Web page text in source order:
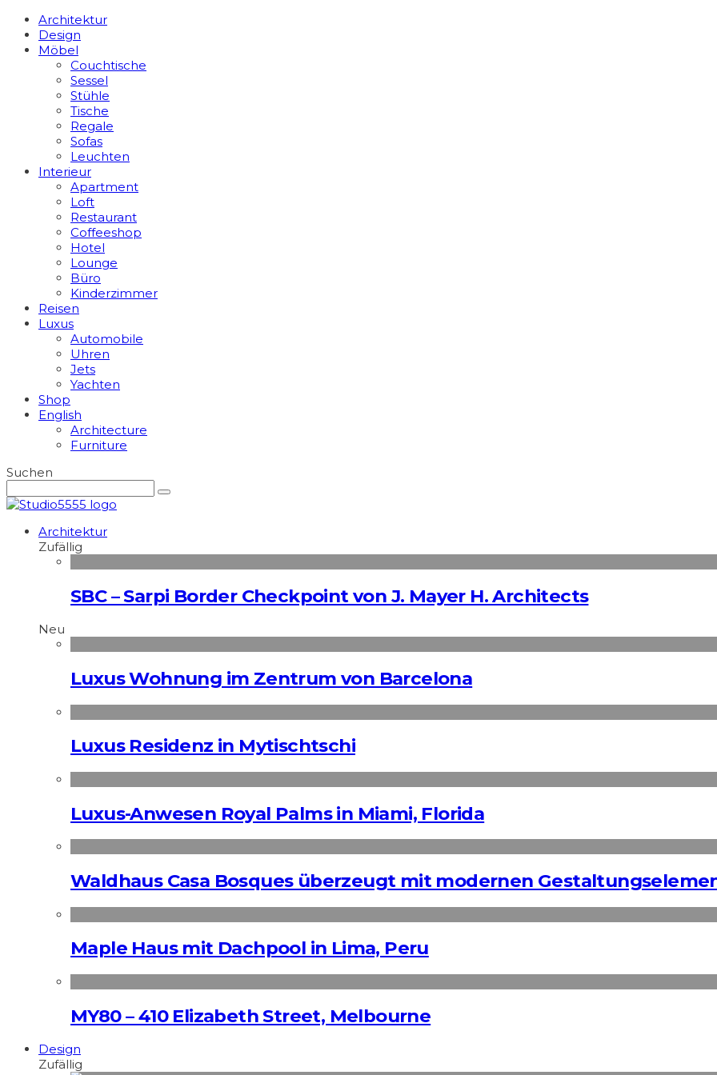
Architektur
Design
Möbel
Couchtische
Sessel
Stühle
Tische
Regale
Sofas
Leuchten
Interieur
Apart­ment
Loft
Restaurant
Coffeeshop
Hotel
Lounge
Büro
Kinderzimmer
Reisen
Luxus
Automobile
Uhren
Jets
Yachten
Shop
English
Architecture
Furniture
Suchen
Architektur
Zufällig
SBC – Sarpi Border Checkpoint von J. Mayer H. Architects
Neu
Luxus Wohnung im Zentrum von Barcelona
Luxus Residenz in Mytischtschi
Luxus-Anwesen Royal Palms in Miami, Florida
Waldhaus Casa Bosques überzeugt mit modernen
Maple Haus mit Dachpool in Lima, Peru
MY80 – 410 Elizabeth Street, Melbourne
Design
Zufällig